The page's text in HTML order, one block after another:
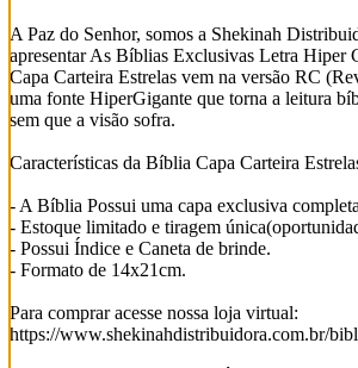
A Paz do Senhor, somos a Shekinah
apresentar As Bíblias Exclusivas Letra Hiper
Capa Carteira Estrelas vem na versão RC
uma fonte HiperGigante que torna a leitura
sem que a visão sofra.
Características da Bíblia Capa Carteira
- A Bíblia Possui uma capa exclusiva
- Estoque limitado e tiragem
- Possui Índice e Caneta de brinde.
- Formato de 14x21cm.
Para comprar acesse nossa loja virtual:
https://www.shekinahdistribuidora.com.br/